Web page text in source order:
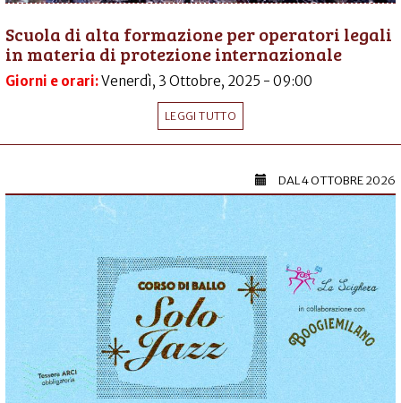
Scuola di alta formazione per operatori legali
in materia di protezione internazionale
Giorni e orari:Venerdì, 3 Ottobre, 2025 - 09:00
LEGGI TUTTO
DAL4 OTTOBRE 2026